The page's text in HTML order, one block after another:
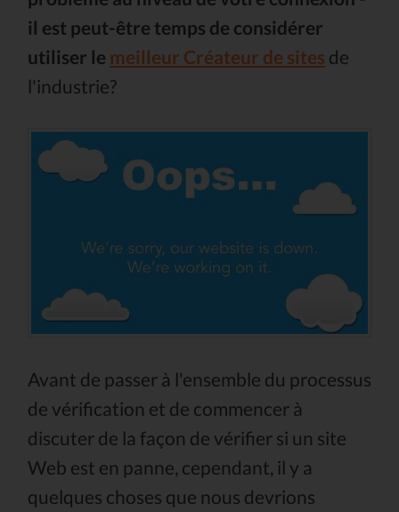
il est peut-être temps de considérer
utiliser le meilleur Créateur de sites de
l'industrie?
Avant de passer à l'ensemble du processus
de vérification et de commencer à
discuter de la façon de vérifier si un site
Web est en panne, cependant, il y a
quelques choses que nous devrions